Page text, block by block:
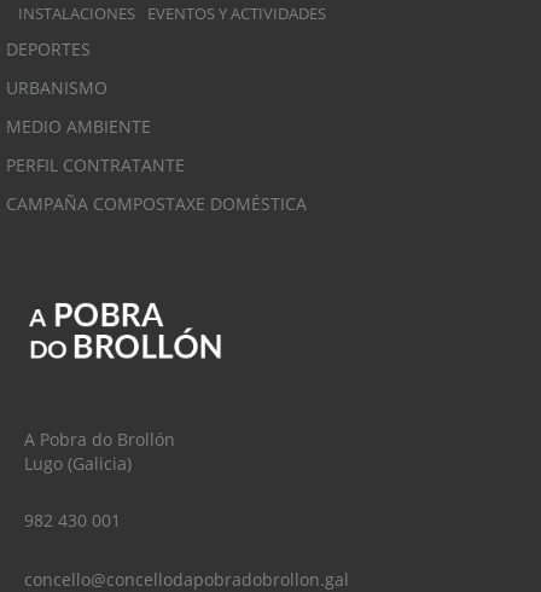
INSTALACIONES EVENTOS Y ACTIVIDADES
DEPORTES
URBANISMO
MEDIO AMBIENTE
PERFIL CONTRATANTE
CAMPAÑA COMPOSTAXE DOMÉSTICA
A Pobra do Brollón
Lugo (Galicia)
982 430 001
concello@concellodapobradobrollon.gal